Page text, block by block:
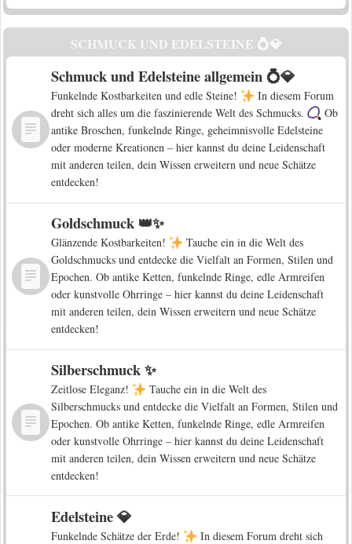
SCHMUCK UND EDELSTEINE 💍💎
Schmuck und Edelsteine allgemein 💍💎
Funkelnde Kostbarkeiten und edle Steine!
In diesem Forum
dreht sich alles um die faszinierende Welt des Schmucks.
Ob
antike Broschen, funkelnde Ringe, geheimnisvolle Edelsteine
oder moderne Kreationen – hier kannst du deine Leidenschaft
mit anderen teilen, dein Wissen erweitern und neue Schätze
entdecken!
Goldschmuck 👑✨
Glänzende Kostbarkeiten!
Tauche ein in die Welt des
Goldschmucks und entdecke die Vielfalt an Formen, Stilen und
Epochen. Ob antike Ketten, funkelnde Ringe, edle Armreifen
oder kunstvolle Ohrringe – hier kannst du deine Leidenschaft
mit anderen teilen, dein Wissen erweitern und neue Schätze
entdecken!
Silberschmuck ✨
Zeitlose Eleganz!
Tauche ein in die Welt des
Silberschmucks und entdecke die Vielfalt an Formen, Stilen und
Epochen. Ob antike Ketten, funkelnde Ringe, edle Armreifen
oder kunstvolle Ohrringe – hier kannst du deine Leidenschaft
mit anderen teilen, dein Wissen erweitern und neue Schätze
entdecken!
Edelsteine 💎
Funkelnde Schätze der Erde!
In diesem Forum dreht sich